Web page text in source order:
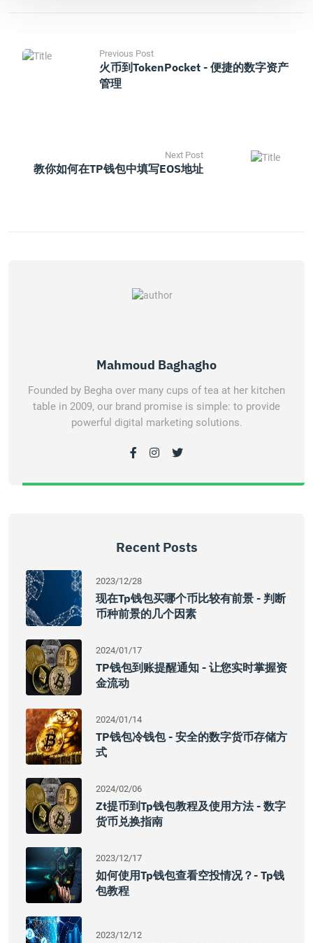
Previous Post
火币到TokenPocket - 便捷的数字资产
管理
Next Post
教你如何在TP钱包中填写EOS地址
Mahmoud Baghagho
Founded by Begha over many cups of tea at her kitchen
table in 2009, our brand promise is simple: to provide
powerful digital marketing solutions.
Recent Posts
2023/12/28
现在tp钱包买哪个币比较有前景 - 判断
币种前景的几个因素
2024/01/17
TP钱包到账提醒通知 - 让您实时掌握资
金流动
2024/01/14
TP钱包冷钱包 - 安全的数字货币存储方
式
2024/02/06
Zt提币到tp钱包教程及使用方法 - 数字
货币兑换指南
2023/12/17
如何使用Tp钱包查看空投情况？- Tp钱
包教程
2023/12/12